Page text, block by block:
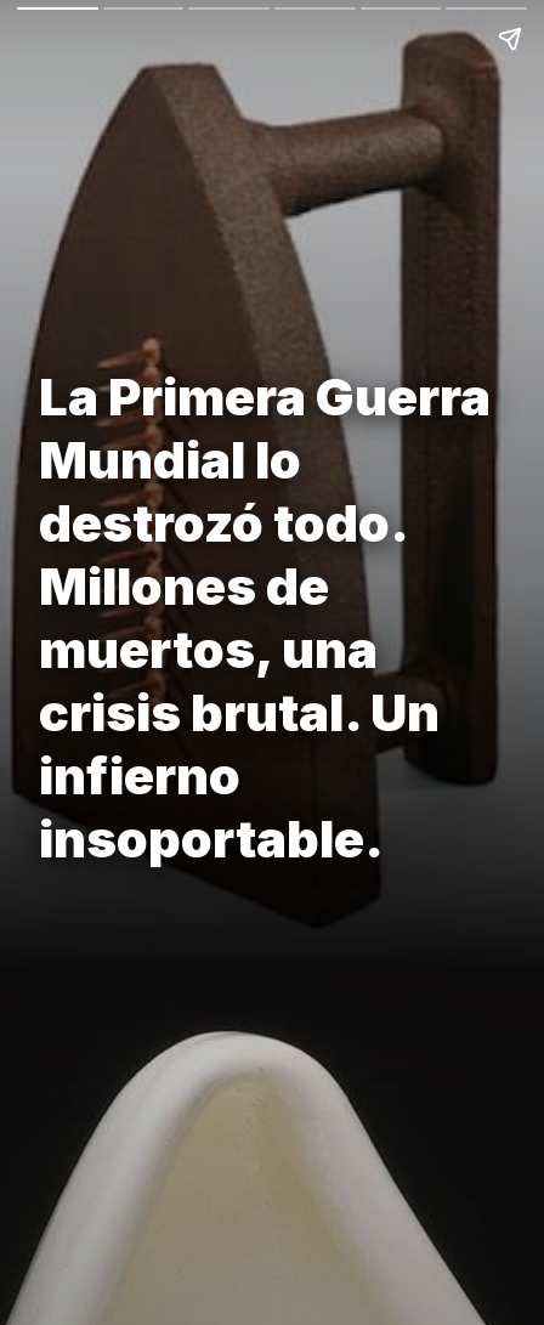
La Primera Guerra
Mundial lo
destrozó todo.
Millones de
muertos, una
crisis brutal. Un
infierno
insoportable.